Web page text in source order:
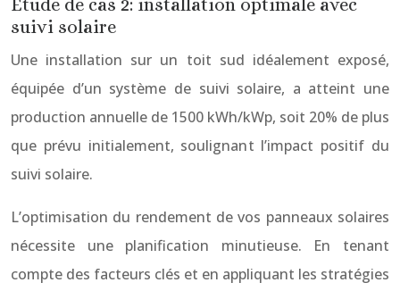
suivi solaire
Une installation sur un toit sud idéalement exposé,
équipée d’un système de suivi solaire, a atteint une
production annuelle de 1500 kWh/kWp, soit 20% de plus
que prévu initialement, soulignant l’impact positif du
suivi solaire.
L’optimisation du rendement de vos panneaux solaires
nécessite une planification minutieuse. En tenant
compte des facteurs clés et en appliquant les stratégies